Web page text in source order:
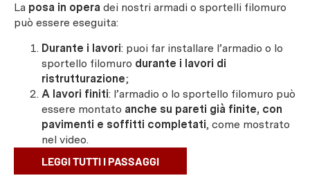
La posa in opera dei nostri armadi o sportelli filomuro
può essere eseguita:
Durante i lavori: puoi far installare l’armadio o lo
sportello filomuro durante i lavori di
ristrutturazione;
A lavori finiti: l’armadio o lo sportello filomuro può
essere montato anche su pareti già finite, con
pavimenti e soffitti completati, come mostrato
nel video.
LEGGI TUTTI I PASSAGGI